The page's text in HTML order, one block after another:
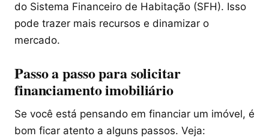
do Sistema Financeiro de Habitação (SFH). Isso
pode trazer mais recursos e dinamizar o
mercado.
Passo a passo para solicitar
financiamento imobiliário
Se você está pensando em financiar um imóvel, é
bom ficar atento a alguns passos. Veja: